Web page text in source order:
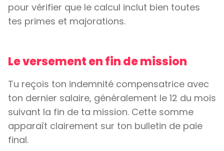
pour vérifier que le calcul inclut bien toutes
tes primes et majorations.
Le versement en fin de mission
Tu reçois ton indemnité compensatrice avec
ton dernier salaire, généralement le 12 du mois
suivant la fin de ta mission. Cette somme
apparaît clairement sur ton bulletin de paie
final.